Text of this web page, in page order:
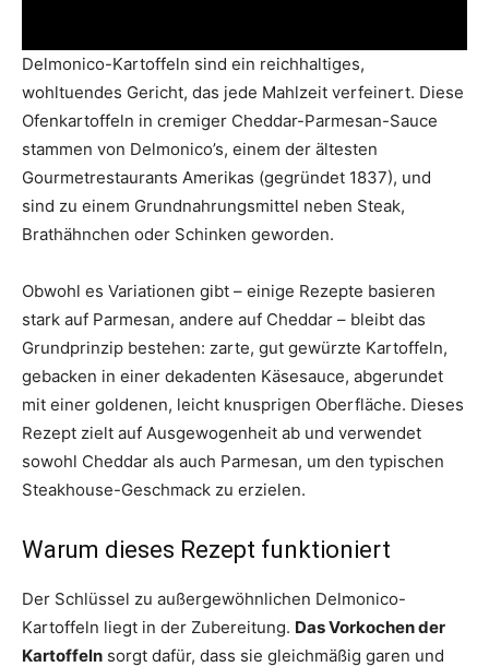
Delmonico-Kartoffeln sind ein reichhaltiges,
wohltuendes Gericht, das jede Mahlzeit verfeinert. Diese
Ofenkartoffeln in cremiger Cheddar-Parmesan-Sauce
stammen von Delmonico’s, einem der ältesten
Gourmetrestaurants Amerikas (gegründet 1837), und
sind zu einem Grundnahrungsmittel neben Steak,
Brathähnchen oder Schinken geworden.
Obwohl es Variationen gibt – einige Rezepte basieren
stark auf Parmesan, andere auf Cheddar – bleibt das
Grundprinzip bestehen: zarte, gut gewürzte Kartoffeln,
gebacken in einer dekadenten Käsesauce, abgerundet
mit einer goldenen, leicht knusprigen Oberfläche. Dieses
Rezept zielt auf Ausgewogenheit ab und verwendet
sowohl Cheddar als auch Parmesan, um den typischen
Steakhouse-Geschmack zu erzielen.
Warum dieses Rezept funktioniert
Der Schlüssel zu außergewöhnlichen Delmonico-
Kartoffeln liegt in der Zubereitung. Das Vorkochen der
Kartoffeln sorgt dafür, dass sie gleichmäßig garen und